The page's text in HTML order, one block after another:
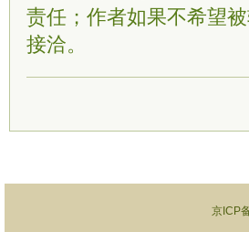
责任；作者如果不希望
接洽。
京ICP